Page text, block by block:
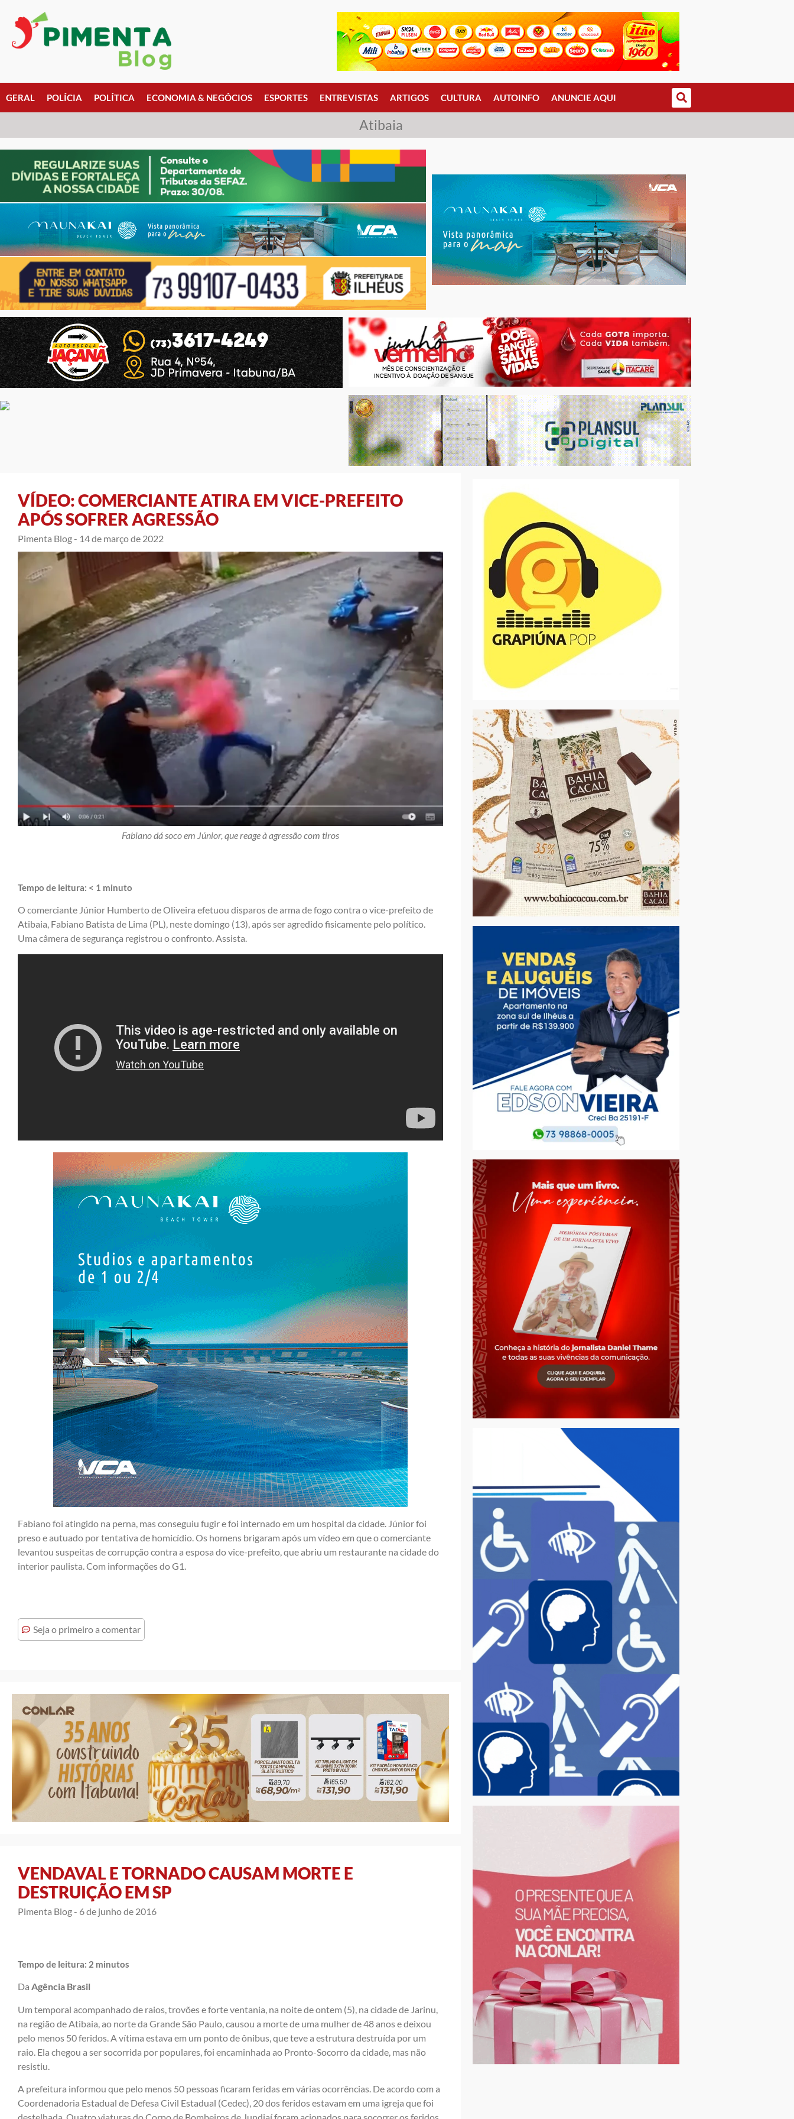
GERAL POLÍCIA POLÍTICA ECONOMIA & NEGÓCIOS ESPORTES ENTREVISTAS ARTIGOS CULTURA AUTOINFO ANUNCIE AQUI
Atibaia
VÍDEO: COMERCIANTE ATIRA EM VICE-PREFEITO
APÓS SOFRER AGRESSÃO
Pimenta Blog - 14 de março de 2022
Fabiano dá soco em Júnior, que reage à agressão com tiros
Tempo de leitura: < 1 minuto
O comerciante Júnior Humberto de Oliveira efetuou disparos de arma de fogo contra o vice-prefeito de
Atibaia, Fabiano Batista de Lima (PL), neste domingo (13), após ser agredido fisicamente pelo político.
Uma câmera de segurança registrou o confronto. Assista.
Fabiano foi atingido na perna, mas conseguiu fugir e foi internado em um hospital da cidade. Júnior foi
preso e autuado por tentativa de homicídio. Os homens brigaram após um vídeo em que o comerciante
levantou suspeitas de corrupção contra a esposa do vice-prefeito, que abriu um restaurante na cidade do
interior paulista. Com informações do G1.
Seja o primeiro a comentar
VENDAVAL E TORNADO CAUSAM MORTE E
DESTRUIÇÃO EM SP
Pimenta Blog - 6 de junho de 2016
Tempo de leitura: 2 minutos
Da Agência Brasil
Um temporal acompanhado de raios, trovões e forte ventania, na noite de ontem (5), na cidade de Jarinu,
na região de Atibaia, ao norte da Grande São Paulo, causou a morte de uma mulher de 48 anos e deixou
pelo menos 50 feridos. A vítima estava em um ponto de ônibus, que teve a estrutura destruída por um
raio. Ela chegou a ser socorrida por populares, foi encaminhada ao Pronto-Socorro da cidade, mas não
resistiu.
A prefeitura informou que pelo menos 50 pessoas ficaram feridas em várias ocorrências. De acordo com a
Coordenadoria Estadual de Defesa Civil Estadual (Cedec), 20 dos feridos estavam em uma igreja que foi